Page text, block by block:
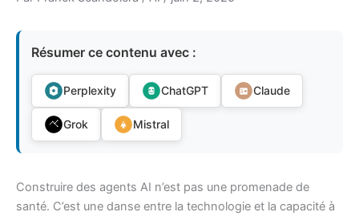
Résumer ce contenu avec :
Perplexity ChatGPT Claude
Grok Mistral
Construire des agents AI n’est pas une promenade de
santé. C’est une danse entre la technologie et la capacité à